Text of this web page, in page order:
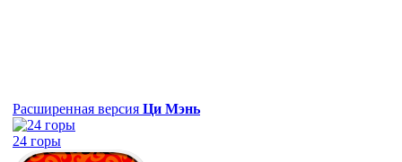
Расширенная версия Ци Мэнь
24 горы